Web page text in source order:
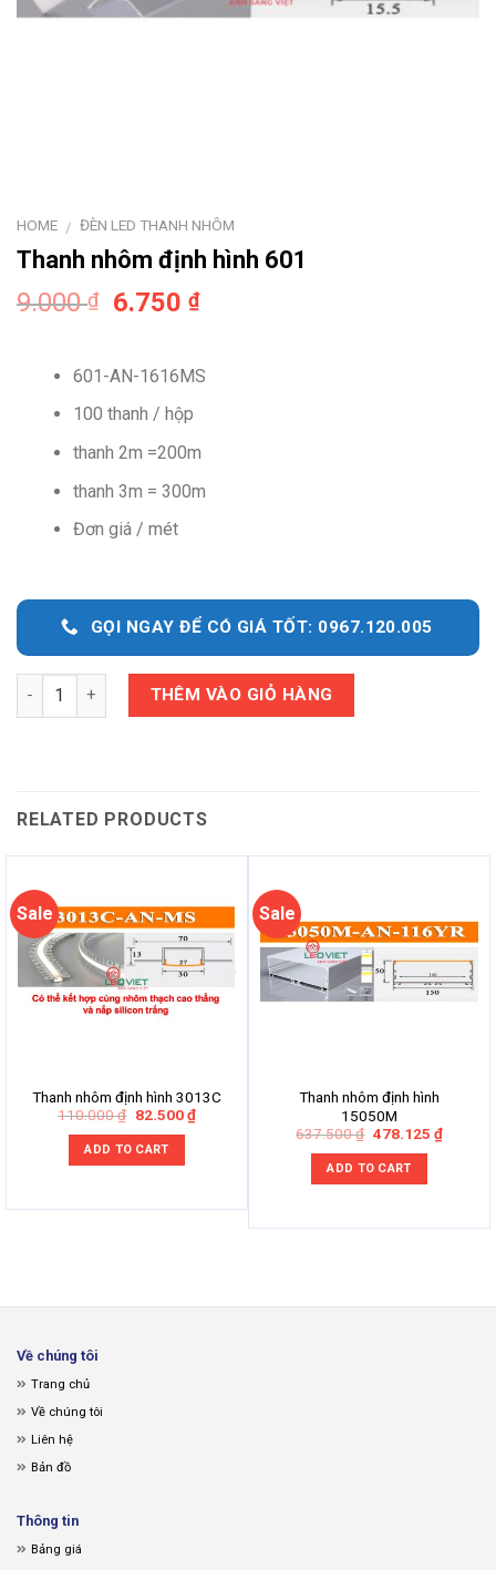
HOME / ĐÈN LED THANH NHÔM
Thanh nhôm định hình 601
9.000₫
Original
9.000 ₫.
6.750₫Current
6.750 ₫.
601-AN-1616MS
100 thanh / hộp
thanh 2m =200m
thanh 3m = 300m
Đơn giá / mét
GỌI NGAY ĐỂ CÓ GIÁ TỐT: 0967.120.005
Quantity THÊM VÀO GIỎ HÀNG
RELATED PRODUCTS
Sale
Thanh nhôm định hình 3013C
110.000₫ Original
was:
110.000 ₫.
82.500₫Current
price
ADD TO CART
Sale
Thanh nhôm định hình
15050M
637.500₫ Original
was:
637.500 ₫.
478.125 ₫Current
price
ADD TO CART
Về chúng tôi
Trang chủ
Về chúng tôi
Liên hệ
Bản đồ
Thông tin
Bảng giá